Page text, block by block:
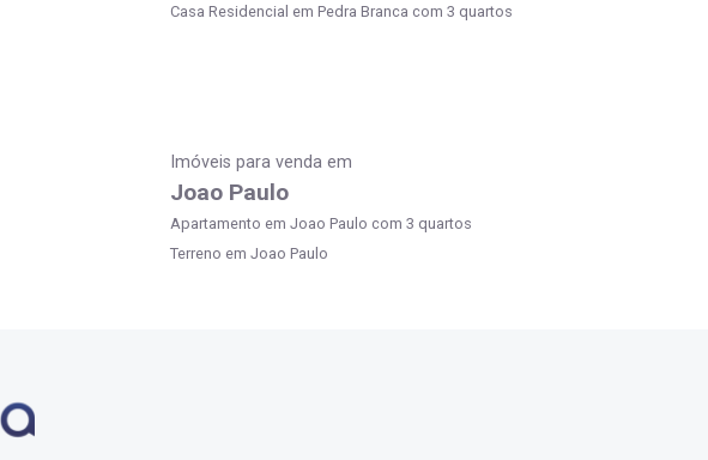
Casa Residencial em Pedra Branca com 3 quartos
Imóveis para venda em
Joao Paulo
Apartamento em Joao Paulo com 3 quartos
Terreno em Joao Paulo